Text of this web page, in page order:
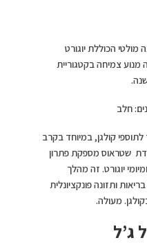
הכוללת יוגורט
מנוע צמיחה בקטגוריית
לתוספי קולגן, במיוחד בקרב
מתמדת שטראוס מספקת פתרון
יוגורט. זה מהלך
ותזונה פונקציונלית
מעולה.
ג’ל